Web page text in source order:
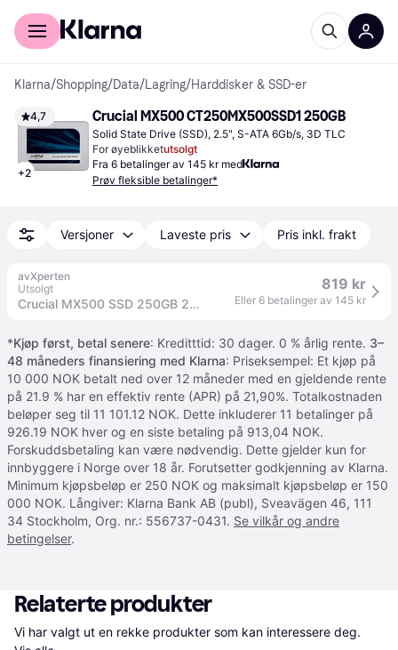
For kunder
Klarna/Shopping/Data/Lagring/Harddisker & SSD-er
4,7
+2
Crucial MX500 CT250MX500SSD1 250GB
Solid State Drive (SSD), 2.5", S-ATA 6Gb/s, 3D TLC
For øyeblikketutsolgt
Fra 6 betalinger av 145 kr med
Prøv fleksible betalinger*
Versjoner Laveste pris Pris inkl. frakt
avXperten
Utsolgt
Crucial MX500 SSD 250GB 2,5" SATA
819 kr
Eller 6 betalinger av 145 kr
*Kjøp først, betal senere: Kreditttid: 30 dager. 0 % årlig rente. 3–
48 måneders finansiering med Klarna: Priseksempel: Et kjøp på
10 000 NOK betalt ned over 12 måneder med en gjeldende rente
på 21.9 % har en effektiv rente (APR) på 21,90%. Totalkostnaden
beløper seg til 11 101.12 NOK. Dette inkluderer 11 betalinger på
926.19 NOK hver og en siste betaling på 913,04 NOK.
Forskuddsbetaling kan være nødvendig. Dette gjelder kun for
innbyggere i Norge over 18 år. Forutsetter godkjenning av Klarna.
Minimum kjøpsbeløp er 250 NOK og maksimalt kjøpsbeløp er 150
000 NOK. Långiver: Klarna Bank AB (publ), Sveavägen 46, 111
34 Stockholm, Org. nr.: 556737-0431. Se vilkår og andre
betingelser.
Relaterte produkter